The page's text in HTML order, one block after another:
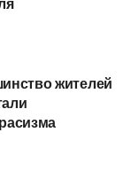
жителей